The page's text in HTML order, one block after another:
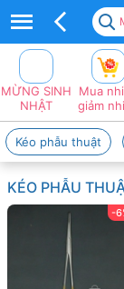
Top
50+
sản
Phẩm
BULL'S
Chuyên
Dụng
2026
MỪNG SINH
NHẬT
Mua
giảm
Kéo phẫu thuật
KÉO PHẪU
-